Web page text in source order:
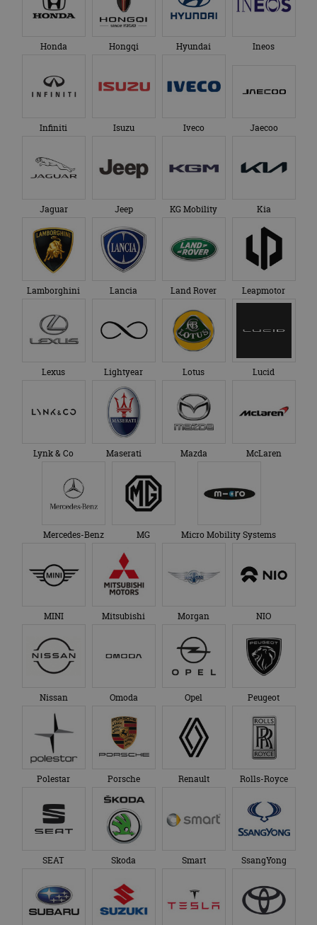
Honda Hongqi Hyundai Ineos
Infiniti Isuzu Iveco Jaecoo
Jaguar Jeep KG Mobility Kia
Lamborghini Lancia Land Rover Leapmotor
Lexus Lightyear Lotus Lucid
Lynk & Co Maserati Mazda McLaren
Mercedes-Benz MG Micro Mobility Systems
MINI Mitsubishi Morgan NIO
Nissan Omoda Opel Peugeot
Polestar Porsche Renault Rolls-Royce
SEAT Skoda Smart SsangYong